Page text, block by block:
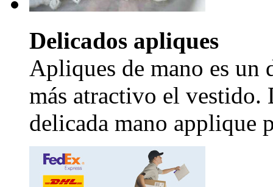
Delicados apliques
Apliques de mano es un
más atractivo el
delicada mano applique